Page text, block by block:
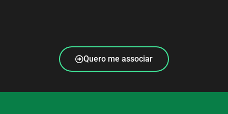
Quero me associar